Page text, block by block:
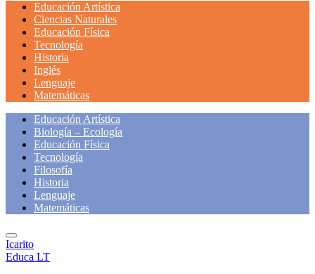
Educación Artística
Ciencias Naturales
Educación Física
Tecnología
Historia
Inglés
Lenguaje
Matemáticas
Educación Artística
Biología – Ecología
Educación Física
Tecnología
Filosofía
Historia
Lenguaje
Matemáticas
Icarito
Educa LT